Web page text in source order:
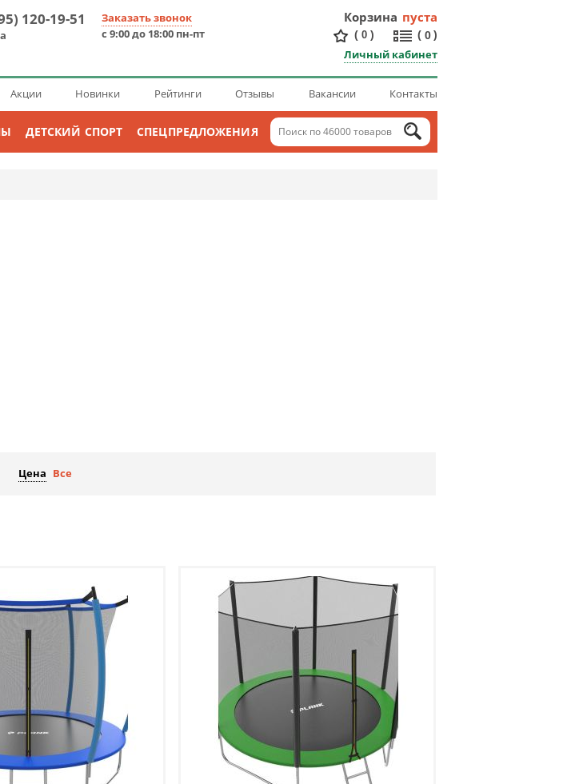
120-19-51
Заказать звонок
с 9:00 до 18:00 пн-пт
Корзина пуста
( 0 ) ( 0 )
Личный кабинет
Акции Новинки Рейтинги Отзывы Вакансии Контакты
ДЕТСКИЙ СПОРТ СПЕЦПРЕДЛОЖЕНИЯ
Цена Все